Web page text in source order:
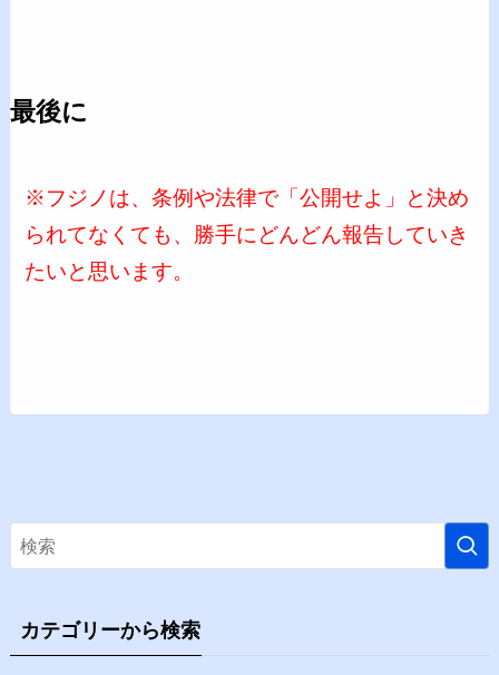
最後に
※フジノは、条例や法律で「公開せよ」と決め
られてなくても、勝手にどんどん報告していき
たいと思います。
カテゴリーから検索